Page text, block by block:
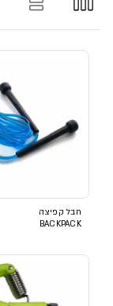
חבל קפיצה
BACKPACK